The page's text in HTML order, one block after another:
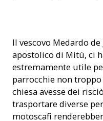
Il vescovo Medardo
apostolico di Mitú, ci
estremamente utile
parrocchie non
chiesa avesse dei
trasportare diverse
motoscafi